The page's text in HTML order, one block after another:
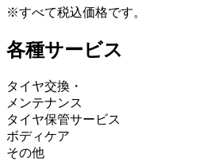
※すべて税込価格です。
各種サービス
タイヤ交換・
メンテナンス
タイヤ保管サービス
ボディケア
その他